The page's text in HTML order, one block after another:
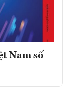
Nam số